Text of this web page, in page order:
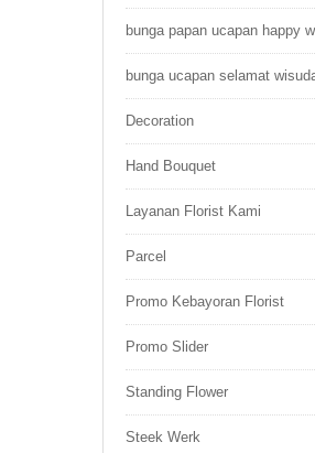
bunga papan ucapan happy
bunga ucapan selamat
Decoration
Hand Bouquet
Layanan Florist Kami
Parcel
Promo Kebayoran Florist
Promo Slider
Standing Flower
Steek Werk